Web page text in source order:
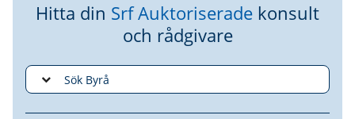
Hitta din Srf Auktoriserade konsult
och rådgivare